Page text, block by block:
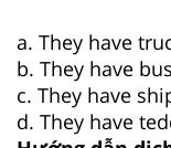
a. They have
b. They have
c. They have
d. They have